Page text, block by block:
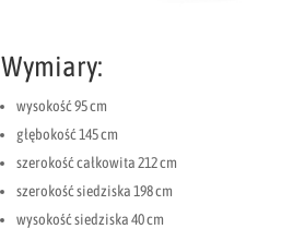
Wymiary:
wysokość 95 cm
głębokość 145 cm
szerokość całkowita 212 cm
szerokość siedziska 198 cm
wysokość siedziska 40 cm